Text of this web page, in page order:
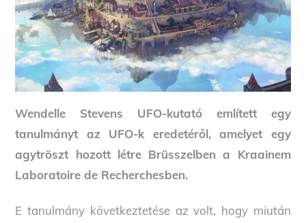
Wendelle Stevens UFO-kutató említett egy
tanulmányt az UFO-k eredetéről, amelyet egy
agytröszt hozott létre Brüsszelben a Kraainem
Laboratoire de Recherchesben.
E tanulmány következtetése az volt, hogy miután